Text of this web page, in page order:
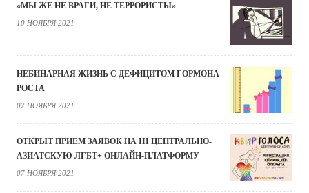
«МЫ ЖЕ НЕ ВРАГИ, НЕ ТЕРРОРИСТЫ»
10 НОЯБРЯ 2021
НЕБИНАРНАЯ ЖИЗНЬ С ДЕФИЦИТОМ ГОРМОНА
РОСТА
07 НОЯБРЯ 2021
ОТКРЫТ ПРИЕМ ЗАЯВОК НА III ЦЕНТРАЛЬНО-
АЗИАТСКУЮ ЛГБТ+ ОНЛАЙН-ПЛАТФОРМУ
07 НОЯБРЯ 2021